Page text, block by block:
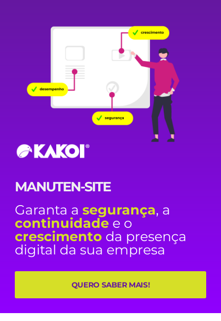
MANUTEN-SITE
Garanta a segurança, a
continuidade e o
crescimento da presença
digital da sua empresa
QUERO SABER MAIS!